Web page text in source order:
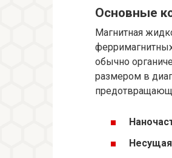
Основные
Магнитная
обычно
размером в